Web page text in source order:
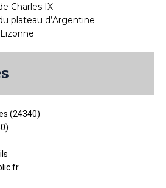
Charles IX
plateau d’Argentine
(24340)